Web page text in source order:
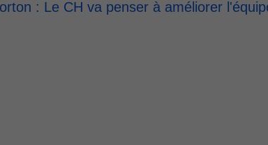
: Le CH va penser à améliorer